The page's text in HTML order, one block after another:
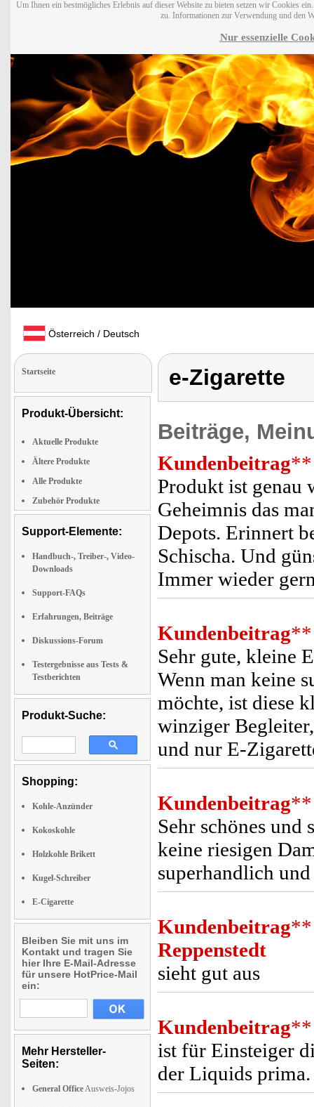
Um Ihnen ein bestmögliches Erlebnis auf dieser Website zu bieten setzen wir Cookies
zu. Informationen zur Verwendung und den
Nur essenzielle
Österreich / Deutsch
Startseite
Produkt-Übersicht:
Aktuelle Produkte
Ältere Produkte
Alle Produkte
Zubehör Produkte
Support-Elemente:
Handbuch-, Treiber-, Video-
Downloads
Support-FAQs
Erfahrungen, Beiträge
Diskussions-Forum
Testergebnisse aus Tests &
Testberichten
Produkt-Suche:
Shopping:
Kohle-Anzünder
Kokoskohle
Holzkohle Brikett
Kugel-Schreiber
E-Cigarette
Bleiben Sie mit uns im
Kontakt und tragen Sie
hier Ihre E-Mail-Adresse
für unsere HotPrice-Mail
ein:
Mehr Hersteller-
Seiten:
General OfficeAusweis-Jojos
e-Zigarette
Beiträge,
Kundenbeitrag**
Produkt ist genau
Geheimnis das
Depots. Erinnert
Schischa. Und
Immer wieder
Kundenbeitrag**
Sehr gute, kleine
Wenn man keine
möchte, ist diese
winziger
und nur E-
Kundenbeitrag**
Sehr schönes
keine riesigen
superhandlich
Kundenbeitrag**
Reppenstedt
sieht gut aus
Kundenbeitrag**
ist für Einsteiger
der Liquids prima.